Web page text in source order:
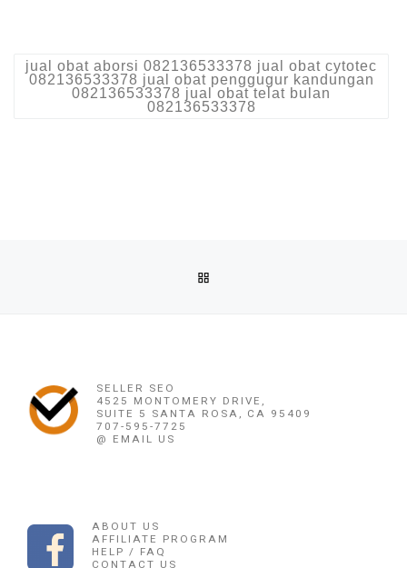
jual obat aborsi 082136533378 jual obat cytotec
082136533378 jual obat penggugur kandungan
082136533378 jual obat telat bulan
082136533378
SELLER SEO
4525 MONTOMERY DRIVE,
SUITE 5 SANTA ROSA, CA 95409
707-595-7725
@ EMAIL US
ABOUT US
AFFILIATE PROGRAM
HELP / FAQ
CONTACT US